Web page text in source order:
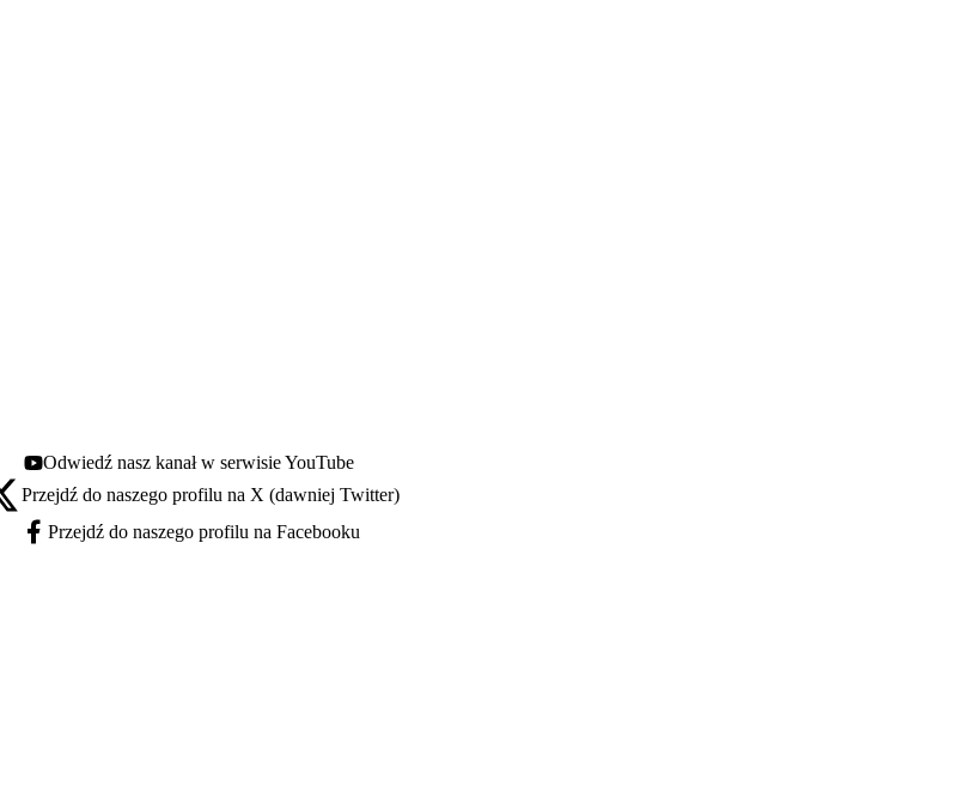
Youtube - otwiera się w nowej karcie
Odwiedź nasz kanał w serwisie YouTube
otwiera się w nowej karcie
Przejdź do naszego profilu na X (dawniej Twitter)
Facebook - otwiera się w nowej karcie
Przejdź do naszego profilu na Facebooku